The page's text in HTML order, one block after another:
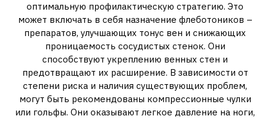
оптимальную профилактическую стратегию. Это
может включать в себя назначение флеботоников –
препаратов, улучшающих тонус вен и снижающих
проницаемость сосудистых стенок. Они
способствуют укреплению венных стен и
предотвращают их расширение. В зависимости от
степени риска и наличия существующих проблем,
могут быть рекомендованы компрессионные чулки
или гольфы. Они оказывают легкое давление на ноги,